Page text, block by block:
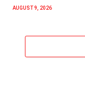
AUGUST 9, 2026